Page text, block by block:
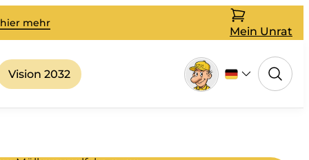
mehr
Mein Unrat
Vision 2032